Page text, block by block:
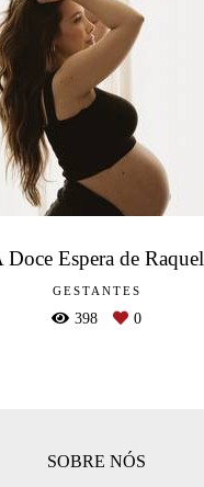
Doce Espera de Raquel
GESTANTES
398 0
SOBRE NÓS